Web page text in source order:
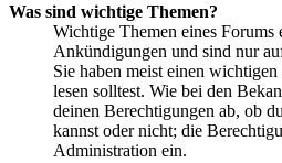
Was sind wichtige Themen?
Wichtige Themen eines Forums
Ankündigungen und sind nur
Sie haben meist einen
lesen solltest. Wie bei den
deinen Berechtigungen ab, ob
kannst oder nicht; die
Administration ein.